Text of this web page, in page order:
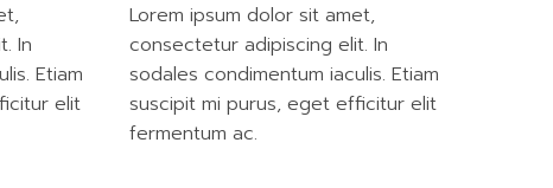
In
Etiam
elit
Lorem ipsum dolor sit amet,
consectetur adipiscing elit. In
sodales condimentum iaculis. Etiam
suscipit mi purus, eget efficitur elit
fermentum ac.